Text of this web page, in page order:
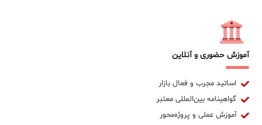
آموزش حضوری و آنلاین
اساتید مجرب و فعال بازار
گواهینامه بین‌المللی معتبر
آموزش عملی و پروژه‌محور